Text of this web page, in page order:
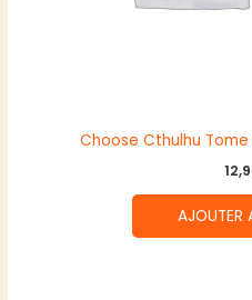
Choose Cthulhu
AJOUTER